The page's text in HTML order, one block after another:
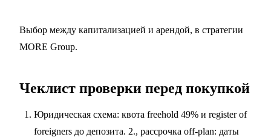
Выбор между капитализацией и арендой, в стратегии
MORE Group.
Чеклист проверки перед покупкой
Юридическая схема: квота freehold 49% и register of
foreigners до депозита. 2., рассрочка off-plan: даты